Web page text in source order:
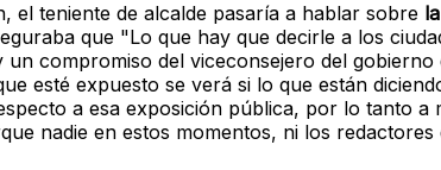
el teniente de alcalde pasaría a hablar sobre
que "Lo que hay que decirle a los
un compromiso del viceconsejero del
esté expuesto se verá si lo que están
a esa exposición pública, por lo tanto
nadie en estos momentos, ni los